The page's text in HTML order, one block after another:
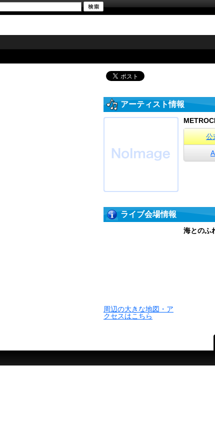
アーティスト情報
公
ライブ会場情報
周辺の大きな地図・ア
クセスはこちら
海とのふ